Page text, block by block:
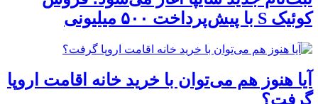
کوئیک S با پیش‌پرداخت ۵۰۰ میلیونی
آیا هنوز هم می‌توان با خرید خانه اقامت اروپا
گرفت؟